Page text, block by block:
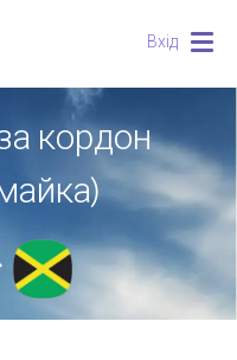
Вхід
кордон